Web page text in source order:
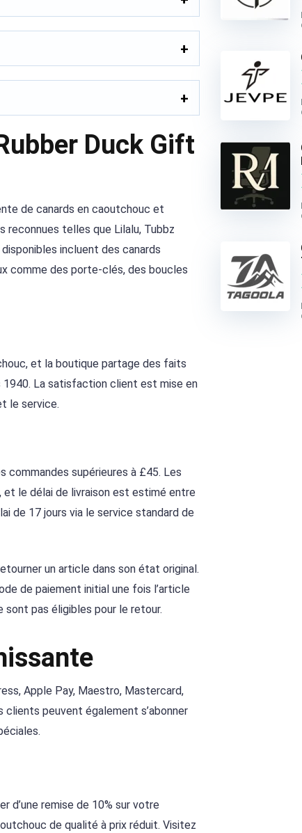
Duck Gift
de canards en caoutchouc et
reconnues telles que Lilalu, Tubbz
incluent des canards
comme des porte-clés, des boucles
et la boutique partage des faits
1940. La satisfaction client est mise en
le service.
commandes supérieures à £45. Les
et le délai de livraison est estimé entre
de 17 jours via le service standard de
un article dans son état original.
de paiement initial une fois l’article
pas éligibles pour le retour.
Apple Pay, Maestro, Mastercard,
peuvent également s’abonner
d’une remise de 10% sur votre
de qualité à prix réduit. Visitez